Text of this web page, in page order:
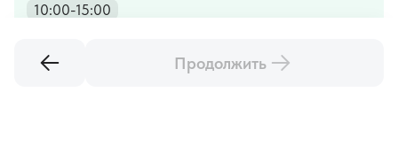
10:00-15:00
Продолжить